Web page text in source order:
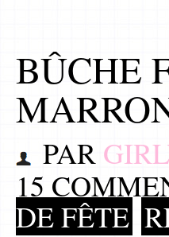
BÛCHE
PAR
15
DE FÊTE